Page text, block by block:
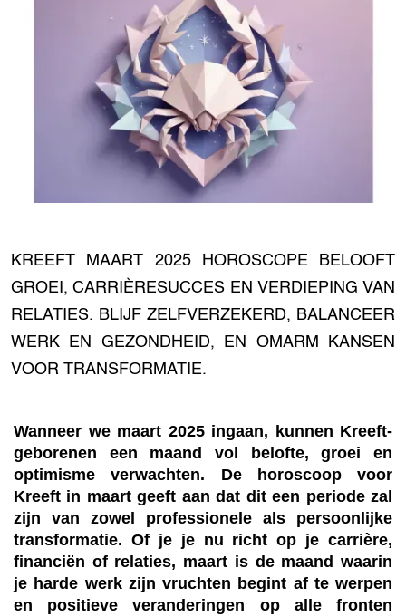
KREEFT MAART 2025 HOROSCOPE BELOOFT
GROEI, CARRIÈRESUCCES EN VERDIEPING VAN
RELATIES. BLIJF ZELFVERZEKERD, BALANCEER
WERK EN GEZONDHEID, EN OMARM KANSEN
VOOR TRANSFORMATIE.
Wanneer we maart 2025 ingaan, kunnen Kreeft-
geborenen een maand vol belofte, groei en
optimisme verwachten. De horoscoop voor
Kreeft in maart geeft aan dat dit een periode zal
zijn van zowel professionele als persoonlijke
transformatie. Of je je nu richt op je carrière,
financiën of relaties, maart is de maand waarin
je harde werk zijn vruchten begint af te werpen
en positieve veranderingen op alle fronten